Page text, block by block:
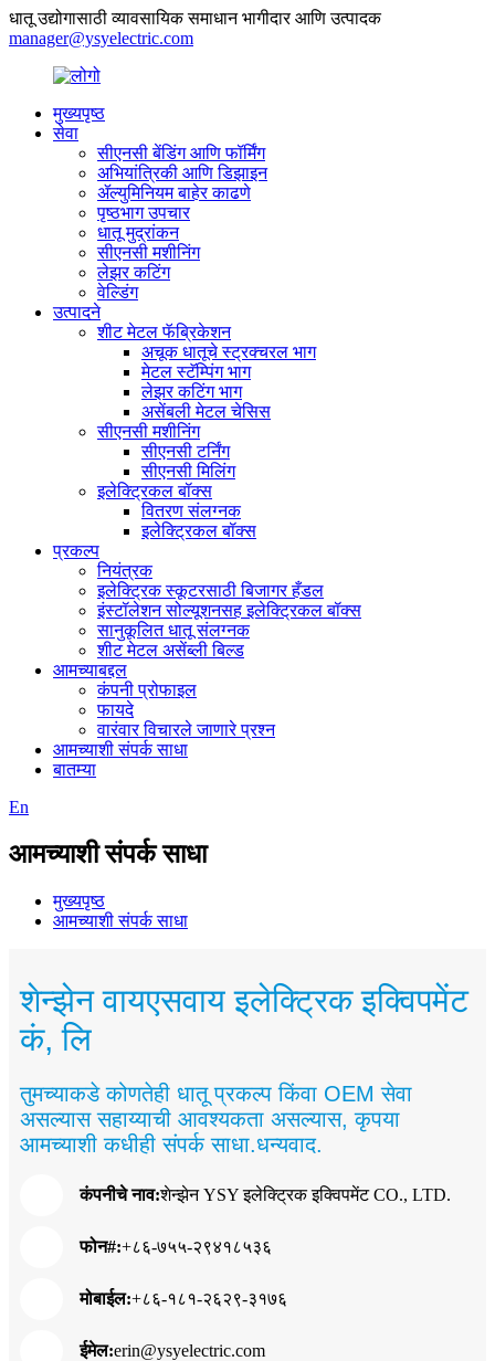
धातू उद्योगासाठी व्यावसायिक समाधान भागीदार आणि उत्पादक
manager@ysyelectric.com
मुख्यपृष्ठ
सेवा
सीएनसी बेंडिंग आणि फॉर्मिंग
अभियांत्रिकी आणि डिझाइन
ॲल्युमिनियम बाहेर काढणे
पृष्ठभाग उपचार
धातू मुद्रांकन
सीएनसी मशीनिंग
लेझर कटिंग
वेल्डिंग
उत्पादने
शीट मेटल फॅब्रिकेशन
अचूक धातूचे स्ट्रक्चरल भाग
मेटल स्टॅम्पिंग भाग
लेझर कटिंग भाग
असेंबली मेटल चेसिस
सीएनसी मशीनिंग
सीएनसी टर्निंग
सीएनसी मिलिंग
इलेक्ट्रिकल बॉक्स
वितरण संलग्नक
इलेक्ट्रिकल बॉक्स
प्रकल्प
नियंत्रक
इलेक्ट्रिक स्कूटरसाठी बिजागर हँडल
इंस्टॉलेशन सोल्यूशनसह इलेक्ट्रिकल बॉक्स
सानुकूलित धातू संलग्नक
शीट मेटल असेंब्ली बिल्ड
आमच्याबद्दल
कंपनी प्रोफाइल
फायदे
वारंवार विचारले जाणारे प्रश्न
आमच्याशी संपर्क साधा
बातम्या
En
आमच्याशी संपर्क साधा
मुख्यपृष्ठ
आमच्याशी संपर्क साधा
शेन्झेन वायएसवाय इलेक्ट्रिक इक्विपमेंट
कं, लि
तुमच्याकडे कोणतेही धातू प्रकल्प किंवा OEM सेवा
असल्यास सहाय्याची आवश्यकता असल्यास, कृपया
आमच्याशी कधीही संपर्क साधा.धन्यवाद.
कंपनीचे नाव:शेन्झेन YSY इलेक्ट्रिक इक्विपमेंट CO., LTD.
फोन#:+८६-७५५-२९४१८५३६
मोबाईल:+८६-१८१-२६२९-३१७६
ईमेल:erin@ysyelectric.com